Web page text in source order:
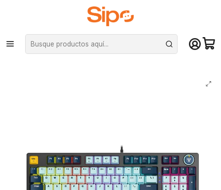
¡Compra hasta mediodía y recibe hoy! De lunes a sábado en el gran
Santiago. Envío gratis desde $29.990
Inicio Computación y Gamers Teclados Mecánicos
Teclado Gamer Mecánico Fantech Mk890V2 Atom96 SkyBlue Switch
Blue